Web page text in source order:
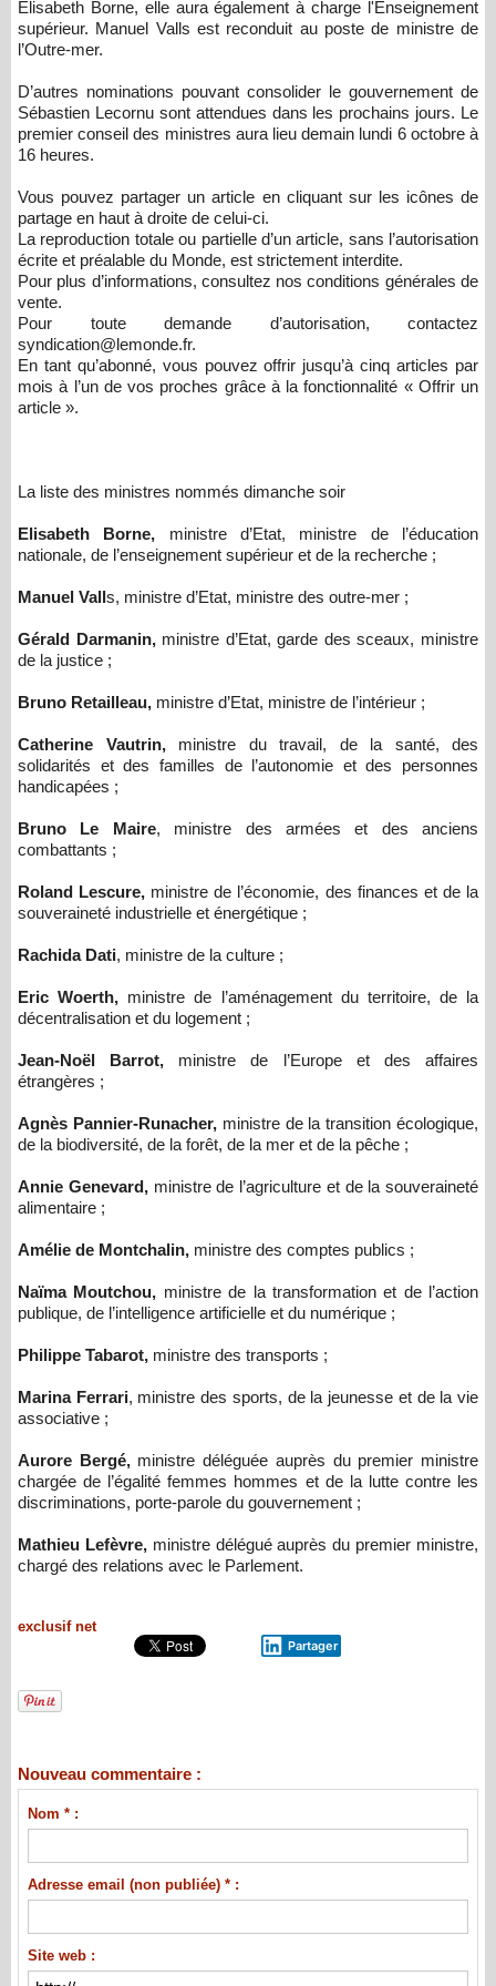
Elisabeth Borne, elle aura également à charge l'Enseignement
supérieur. Manuel Valls est reconduit au poste de ministre de
l’Outre-mer.
D’autres nominations pouvant consolider le gouvernement de
Sébastien Lecornu sont attendues dans les prochains jours. Le
premier conseil des ministres aura lieu demain lundi 6 octobre à
16 heures.
Vous pouvez partager un article en cliquant sur les icônes de
partage en haut à droite de celui-ci.
La reproduction totale ou partielle d’un article, sans l’autorisation
écrite et préalable du Monde, est strictement interdite.
Pour plus d’informations, consultez nos conditions générales de
vente.
Pour toute demande d’autorisation, contactez
syndication@lemonde.fr.
En tant qu’abonné, vous pouvez offrir jusqu’à cinq articles par
mois à l’un de vos proches grâce à la fonctionnalité « Offrir un
article ».
La liste des ministres nommés dimanche soir
Elisabeth Borne, ministre d’Etat, ministre de l’éducation
nationale, de l’enseignement supérieur et de la recherche ;
Manuel Valls, ministre d’Etat, ministre des outre-mer ;
Gérald Darmanin,ministre d’Etat, garde des sceaux, ministre
de la justice ;
Bruno Retailleau, ministre d’Etat, ministre de l’intérieur ;
Catherine Vautrin,ministre du travail, de la santé, des
solidarités et des familles de l’autonomie et des personnes
handicapées ;
Bruno Le Maire, ministre des armées et des anciens
combattants ;
Roland Lescure, ministre de l’économie, des finances et de la
souveraineté industrielle et énergétique ;
Rachida Dati, ministre de la culture ;
Eric Woerth, ministre de l’aménagement du territoire, de la
décentralisation et du logement ;
Jean-Noël Barrot, ministre de l’Europe et des affaires
étrangères ;
Agnès Pannier-Runacher,ministre de la transition écologique,
de la biodiversité, de la forêt, de la mer et de la pêche ;
Annie Genevard,ministre de l’agriculture et de la souveraineté
alimentaire ;
Amélie de Montchalin, ministre des comptes publics ;
Naïma Moutchou, ministre de la transformation et de l’action
publique, de l’intelligence artificielle et du numérique ;
Philippe Tabarot, ministre des transports ;
Marina Ferrari, ministre des sports, de la jeunesse et de la vie
associative ;
Aurore Bergé,ministre déléguée auprès du premier ministre
chargée de l’égalité femmes hommes et de la lutte contre les
discriminations, porte-parole du gouvernement ;
Mathieu Lefèvre,ministre délégué auprès du premier ministre,
chargé des relations avec le Parlement.
exclusif net
Partager
Nouveau commentaire :
Nom * :
Adresse email (non publiée) * :
Site web :